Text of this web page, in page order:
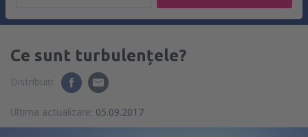
Ce sunt turbulențele?
Distribuiți:
Ultima actualizare: 05.09.2017